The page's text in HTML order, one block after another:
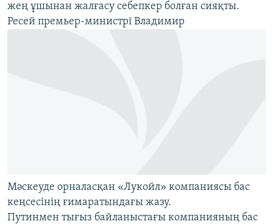
жең ұшынан жалғасу себепкер болған сияқты.
Ресей премьер-министрі Владимир
Мәскеуде орналасқан «Лукойл» компаниясы бас
кеңсесінің ғимаратындағы жазу.
Путинмен тығыз байланыстағы компанияның бас